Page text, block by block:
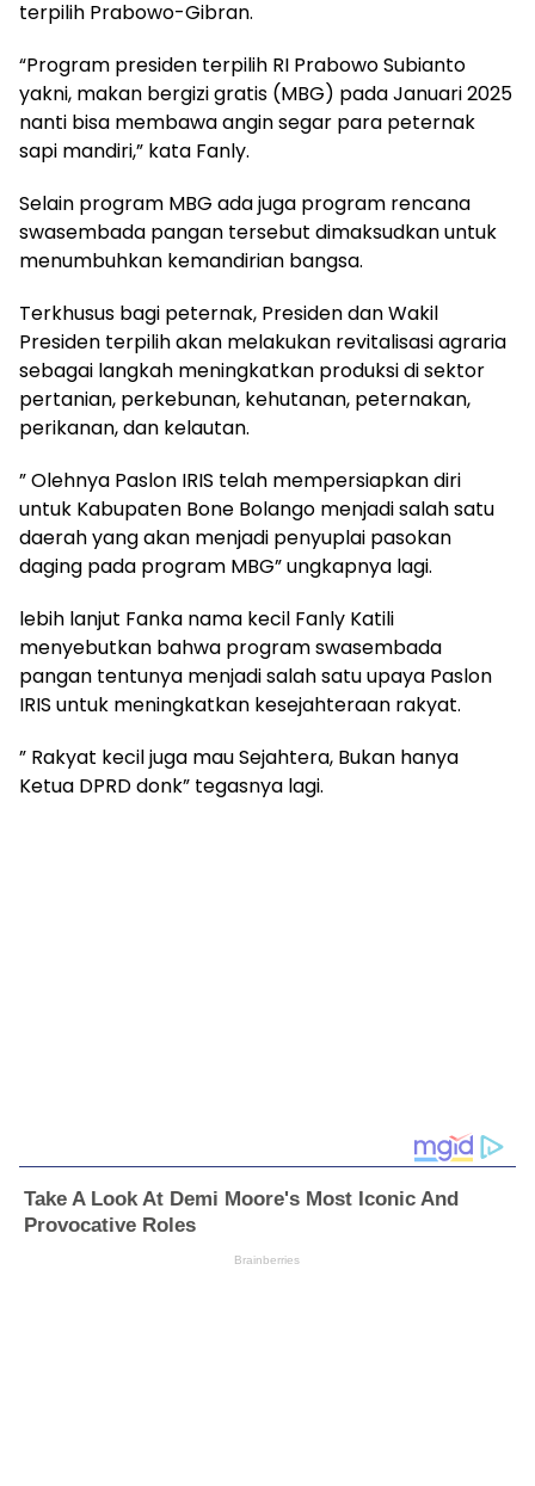
terpilih Prabowo-Gibran.
“Program presiden terpilih RI Prabowo Subianto
yakni, makan bergizi gratis (MBG) pada Januari 2025
nanti bisa membawa angin segar para peternak
sapi mandiri,” kata Fanly.
Selain program MBG ada juga program rencana
swasembada pangan tersebut dimaksudkan untuk
menumbuhkan kemandirian bangsa.
Terkhusus bagi peternak, Presiden dan Wakil
Presiden terpilih akan melakukan revitalisasi agraria
sebagai langkah meningkatkan produksi di sektor
pertanian, perkebunan, kehutanan, peternakan,
perikanan, dan kelautan.
” Olehnya Paslon IRIS telah mempersiapkan diri
untuk Kabupaten Bone Bolango menjadi salah satu
daerah yang akan menjadi penyuplai pasokan
daging pada program MBG” ungkapnya lagi.
lebih lanjut Fanka nama kecil Fanly Katili
menyebutkan bahwa program swasembada
pangan tentunya menjadi salah satu upaya Paslon
IRIS untuk meningkatkan kesejahteraan rakyat.
” Rakyat kecil juga mau Sejahtera, Bukan hanya
Ketua DPRD donk” tegasnya lagi.